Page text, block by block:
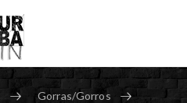
Gorras/Gorros